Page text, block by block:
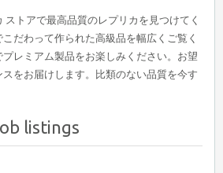
ストアで最高品質のレプリカを見つけてく
だわって作られた高級品を幅広くご覧く
レミアム製品をお楽しみください。お望
をお届けします。比類のない品質を今す
listings